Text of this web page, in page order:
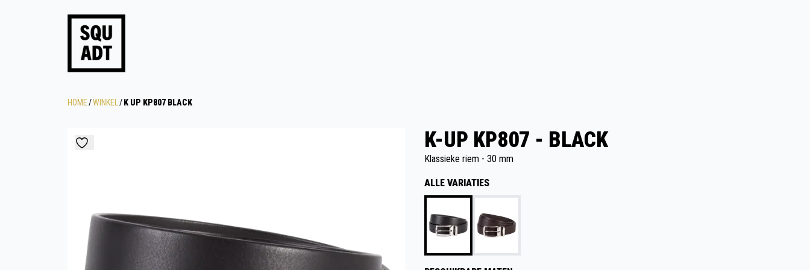
HOME/WINKEL / K UP KP807 BLACK
K-UP KP807 - BLACK
Klassieke riem - 30 mm
ALLE VARIATIES